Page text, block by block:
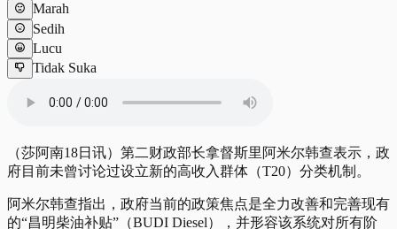
Marah
Sedih
Lucu
Tidak Suka
（莎阿南18日讯）第二财政部长拿督斯里阿米尔韩查表示，政
府目前未曾讨论过设立新的高收入群体（T20）分类机制。
阿米尔韩查指出，政府当前的政策焦点是全力改善和完善现有
的“昌明柴油补贴”（BUDI Diesel），并形容该系统对所有阶